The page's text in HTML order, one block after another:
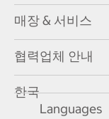
매장 & 서비스
협력업체 안내
한국
Languages